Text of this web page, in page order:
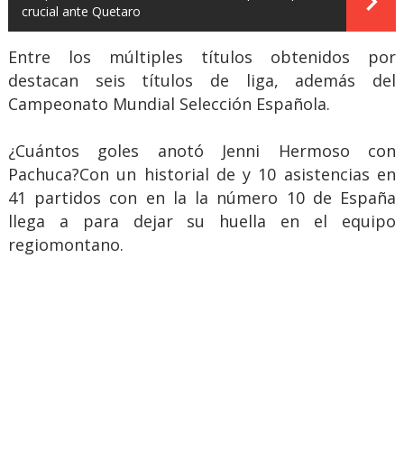
crucial ante Quetaro
Entre los múltiples títulos obtenidos por
destacan seis títulos de liga, además del
Campeonato Mundial Selección Española.
¿Cuántos goles anotó Jenni Hermoso con
Pachuca?Con un historial de y 10 asistencias en
41 partidos con en la la número 10 de España
llega a para dejar su huella en el equipo
regiomontano.